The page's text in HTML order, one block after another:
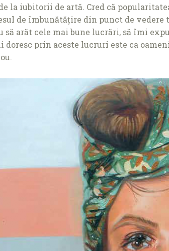
la iubitorii de artă. Cred că
de îmbunătățire din punct de vedere
arăt cele mai bune lucrări, să îmi
doresc prin aceste lucruri este ca